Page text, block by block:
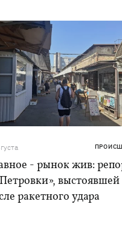
- рынок жив:
выстоявшей
ракетного удара